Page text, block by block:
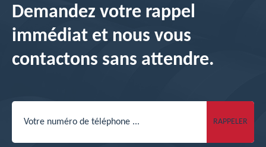
Demandez votre rappel
immédiat et nous vous
contactons sans attendre.